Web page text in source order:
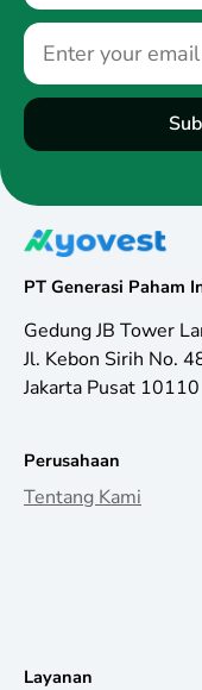
PT Generasi Paham
Gedung JB Tower
Jl. Kebon Sirih No.
Jakarta Pusat 10110
Perusahaan
Tentang Kami
Layanan